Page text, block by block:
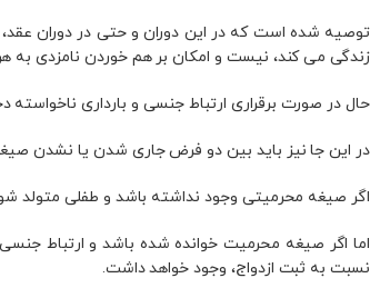
توصیه شده است که در این دوران و حتی در دوران
زندگی می‌ کند، نیست و امکان بر هم خوردن نامزدی به
حال در صورت برقراری ارتباط جنسی و بارداری
در این جا نیز باید بین دو فرض جاری شدن یا نشدن
اگر صیغه محرمیتی وجود نداشته باشد و طفلی متولد
اما اگر صیغه محرمیت خوانده شده باشد و ارتباط
نسبت به ثبت ازدواج، وجود خواهد داشت.